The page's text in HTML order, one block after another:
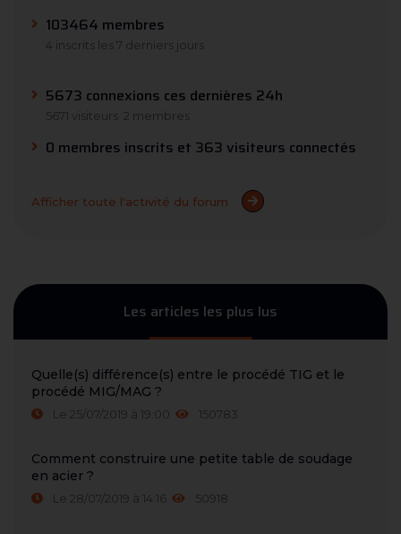
103464 membres
4 inscrits les 7 derniers jours
5673 connexions ces dernières 24h
5671 visiteurs 2 membres
0 membres inscrits et 363 visiteurs connectés
Afficher toute l'activité du forum
Les articles les plus lus
Quelle(s) différence(s) entre le procédé TIG et le
procédé MIG/MAG ?
Le 25/07/2019 à 19:00 150783
Comment construire une petite table de soudage
en acier ?
Le 28/07/2019 à 14:16 50918